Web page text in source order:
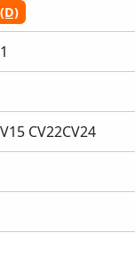
(D)
CV22CV24